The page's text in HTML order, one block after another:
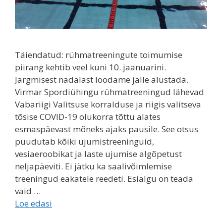
Täiendatud: rühmatreeningute toimumise
piirang kehtib veel kuni 10. jaanuarini.
Järgmisest nädalast loodame jälle alustada.
Virmar Spordiühingu rühmatreeningud lähevad
Vabariigi Valitsuse korralduse ja riigis valitseva
tõsise COVID-19 olukorra tõttu alates
esmaspäevast mõneks ajaks pausile. See otsus
puudutab kõiki ujumistreeninguid,
vesiaeroobikat ja laste ujumise algõpetust
neljapäeviti. Ei jätku ka saalivõimlemise
treeningud eakatele reedeti. Esialgu on teada
vaid …
Loe edasi